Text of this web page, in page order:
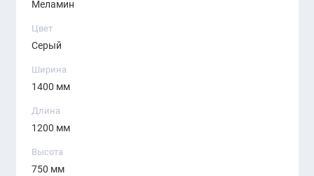
Меламин
Цвет
Серый
Ширина
1400 мм
Длина
1200 мм
Высота
750 мм